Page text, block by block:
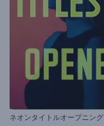
ネオンタイトルオープニング